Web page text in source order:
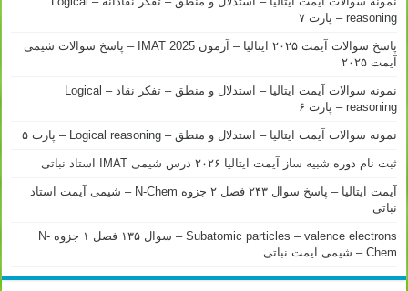
reasoning – پارت ۷
پاسخ سوالات آیمت ۲۰۲۵ ایتالیا – آزمون IMAT 2025 – پاسخ سوالات شیمی
آیمت ۲۰۲۵
نمونه سوالات آیمت ایتالیا – استدلال و منطق – تفکر نقاد – Logical
reasoning – پارت ۶
نمونه سوالات آیمت ایتالیا – استدلال و منطق – Logical reasoning – پارت ۵
ثبت نام دوره شبیه ساز آیمت ایتالیا ۲۰۲۶ درس شیمی IMAT استاد نباتی
آیمت ایتالیا – پاسخ سوال ۲۴۳ فصل ۲ جزوه N-Chem – شیمی آیمت استاد
نباتی
Subatomic particles – valence electrons – سوال ۱۳۵ فصل ۱ جزوه N-
Chem – شیمی آیمت نباتی